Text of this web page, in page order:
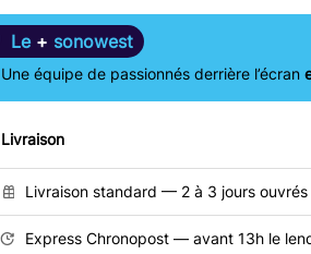
Le + sonowest
Une équipe de passionnés derrière l’écran
Livraison
Livraison standard — 2 à 3 jours
Express Chronopost — avant 13h le